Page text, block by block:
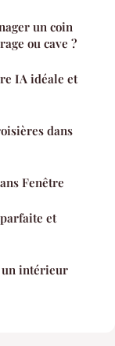
un coin
ou cave ?
IA idéale et
dans
Fenêtre
et
un intérieur